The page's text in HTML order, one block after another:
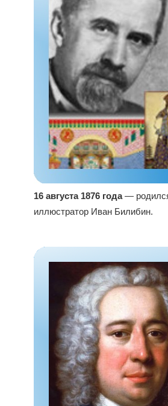
16 августа 1876 года—
иллюстратор Иван Билибин.